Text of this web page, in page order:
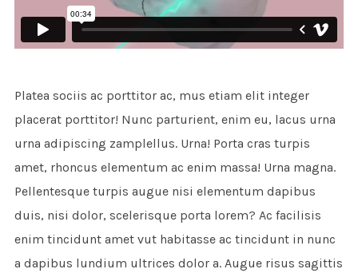
Platea sociis ac porttitor ac, mus etiam elit integer
placerat porttitor! Nunc parturient, enim eu, lacus urna
urna adipiscing zamplellus. Urna! Porta cras turpis
amet, rhoncus elementum ac enim massa! Urna magna.
Pellentesque turpis augue nisi elementum dapibus
duis, nisi dolor, scelerisque porta lorem? Ac facilisis
enim tincidunt amet vut habitasse ac tincidunt in nunc
a dapibus lundium ultrices dolor a. Augue risus sagittis